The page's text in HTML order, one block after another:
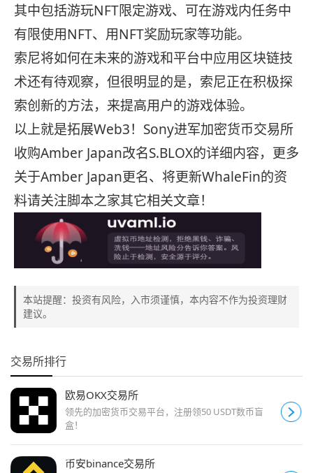
其中包括游玩NFT限定游戏、可在游戏内任务中
有限使用NFT、用NFT奖励玩家等功能。
索尼将如何在未来的游戏和平台中应用区块链技
术还有待观察，但很明显的是，索尼正在积极探
索创新的方法，来提高用户的游戏体验。
以上就是拓展Web3！Sony进军加密货币交易所
收购Amber Japan改名S.BLOX的详细内容，更多
关于Amber Japan更名、将更新WhaleFin的资
料请关注脚本之家其它相关文章！
本站提醒：投资有风险，入市须谨慎，本内容不作为投资理财
建议。
交易所排行
欧易OKX交易所
领先的加密货币交易平台，注册领50 USDT数币盲
盒！
币安binance交易所